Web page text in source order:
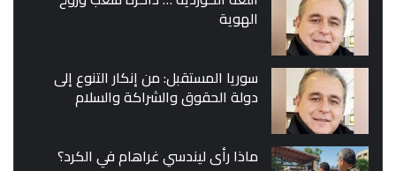
الهوية
سوريا المستقبل: من إنكار التنوع إلى
دولة الحقوق والشراكة والسلام
ماذا رأى ليندسي غراهام في الكرد؟